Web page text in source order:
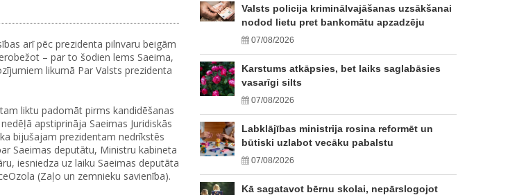
arī pēc prezidenta pilnvaru beigām
– par to šodien lems Saeima,
likumā Par Valsts prezidenta
liktu padomāt pirms kandidēšanas
apstiprināja Saeimas Juridiskās
bijušajam prezidentam nedrīkstēs
Saeimas deputātu, Ministru kabineta
iesniedza uz laiku Saeimas deputāta
(Zaļo un zemnieku savienība).
Valsts policija kriminālvajāšanas uzsākšanai
nodod lietu pret bankomātu apzadzēju
07/08/2026
Karstums atkāpsies, bet laiks saglabāsies
vasarīgi silts
07/08/2026
Labklājības ministrija rosina reformēt un
būtiski uzlabot vecāku pabalstu
07/08/2026
Kā sagatavot bērnu skolai, nepārslogojot